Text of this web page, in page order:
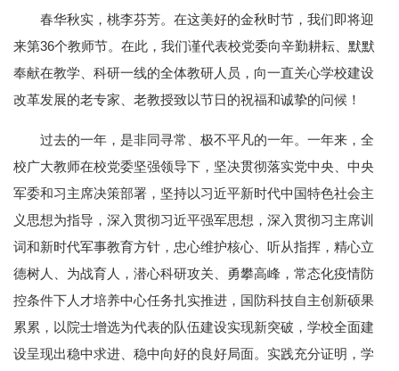
春华秋实，桃李芬芳。在这美好的金秋时节，我们即将迎
来第36个教师节。在此，我们谨代表校党委向辛勤耕耘、默默
奉献在教学、科研一线的全体教研人员，向一直关心学校建设
改革发展的老专家、老教授致以节日的祝福和诚挚的问候！
过去的一年，是非同寻常、极不平凡的一年。一年来，全
校广大教师在校党委坚强领导下，坚决贯彻落实党中央、中央
军委和习主席决策部署，坚持以习近平新时代中国特色社会主
义思想为指导，深入贯彻习近平强军思想，深入贯彻习主席训
词和新时代军事教育方针，忠心维护核心、听从指挥，精心立
德树人、为战育人，潜心科研攻关、勇攀高峰，常态化疫情防
控条件下人才培养中心任务扎实推进，国防科技自主创新硕果
累累，以院士增选为代表的队伍建设实现新突破，学校全面建
设呈现出稳中求进、稳中向好的良好局面。实践充分证明，学